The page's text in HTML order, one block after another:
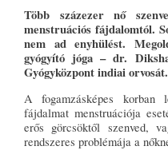
Több százezer nő
menstruációs fájdalomtól.
nem ad enyhülést.
gyógyító jóga – dr.
Gyógyközpont indiai orvosát.
A fogamzásképes
fájdalmat menstruációja
erős görcsöktől szenved,
rendszeres problémája a